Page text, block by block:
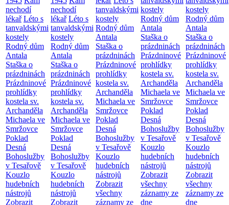
nechodí
lékař Léto s
tanvaldskými
kostely
Rodný dům
Antala
Staška o
prázdninách
Prázdninové
prohlídky
kostela sv.
Archanděla
Michaela ve
Smržovce
Poklad
Desná
Bohoslužby
v Tesařově
Kouzlo
hudebních
nástrojů
Zobrazit
nechodí
lékař Léto s
tanvaldskými
kostely
Rodný dům
Antala
Staška o
prázdninách
Prázdninové
prohlídky
kostela sv.
Archanděla
Michaela ve
Smržovce
Poklad
Desná
Bohoslužby
v Tesařově
Kouzlo
hudebních
nástrojů
Zobrazit
tanvaldskými
kostely
Rodný dům
Antala
Staška o
prázdninách
Prázdninové
prohlídky
kostela sv.
Archanděla
Michaela ve
Smržovce
Poklad
Desná
Bohoslužby
v Tesařově
Kouzlo
hudebních
nástrojů
Zobrazit
všechny
záznamy ze
kostely
Rodný dům
Antala
Staška o
prázdninách
Prázdninové
prohlídky
kostela sv.
Archanděla
Michaela ve
Smržovce
Poklad
Desná
Bohoslužby
v Tesařově
Kouzlo
hudebních
nástrojů
Zobrazit
všechny
záznamy ze
dne
kostely
Rodný dům
Antala
Staška o
prázdninách
Prázdninové
prohlídky
kostela sv.
Archanděla
Michaela ve
Smržovce
Poklad
Desná
Bohoslužby
v Tesařově
Kouzlo
hudebních
nástrojů
Zobrazit
všechny
záznamy ze
dne